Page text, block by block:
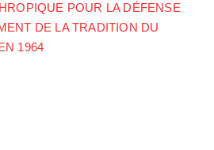
POUR LA DÉFENSE
DE LA TRADITION DU
1964